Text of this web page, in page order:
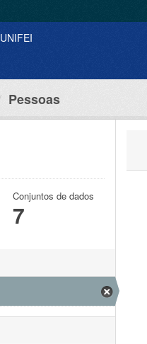
Pessoas
Conjuntos de dados
7